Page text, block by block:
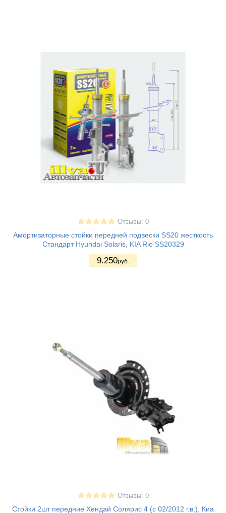
Отзывы: 0
Амортизаторные стойки передней подвески SS20 жесткость
Стандарт Hyundai Solaris, KIA Rio SS20329
9.250руб.
Отзывы: 0
Стойки 2шт передние Хендай Солярис 4 (с 02/2012 г.в.), Киа